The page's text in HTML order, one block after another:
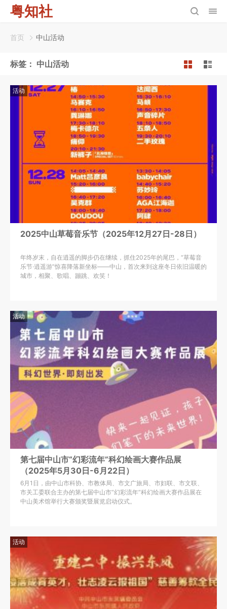
粤知社
首页 中山活动
标签： 中山活动
活动
2025中山草莓音乐节（2025年12月27日-28日）
年终岁末，自在逍遥的脚步仍在继续，抓住2025年的尾巴，“草莓音
乐节·逍遥游”惊喜降落新坐标——中山，首次来到这座冬日依旧温暖的
城市，相聚、歌唱、蹦跳、欢笑！
活动
第七届中山市“幻彩流年”科幻绘画大赛作品展
（2025年5月30日-6月22日）
6月1日，由中山市科协、市教体局、市文广旅局、市妇联、市文联、
市关工委联合主办的第七届中山市“幻彩流年”科幻绘画大赛作品展在
中山美术馆举行大赛颁奖暨展览启动仪式。
活动